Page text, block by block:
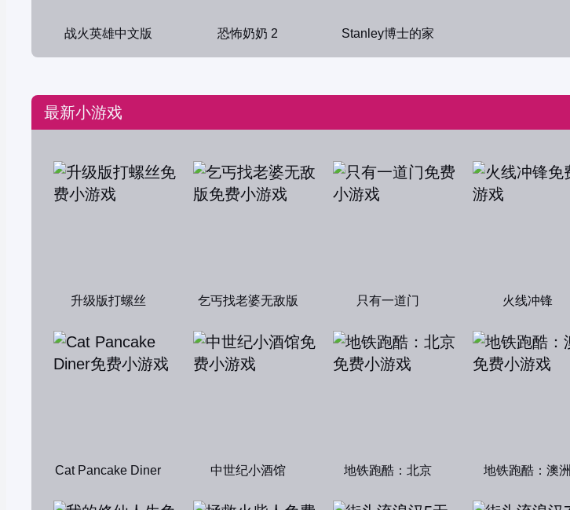
战火英雄中文版 恐怖奶奶 2 Stanley博士的家
最新小游戏
升级版打螺丝 乞丐找老婆无敌版 只有一道门 火线冲锋
Cat Pancake Diner 中世纪小酒馆 地铁跑酷：北京 地铁跑酷：澳洲